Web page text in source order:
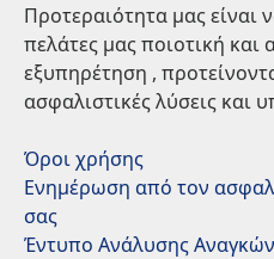
Προτεραιότητα μας είναι
πελάτες μας ποιοτική και
εξυπηρέτηση ,
ασφαλιστικές λύσεις και
Όροι χρήσης
Ενημέρωση από τον
σας
Έντυπο Ανάλυσης Αναγκών